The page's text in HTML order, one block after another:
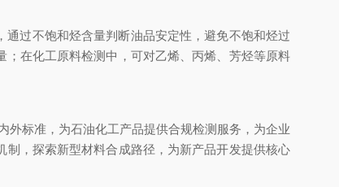
过不饱和烃含量判断油品安定性，避免不饱和烃过
在化工原料检测中，可对乙烯、丙烯、芳烃等原料
标准，为石油化工产品提供合规检测服务，为企业
，探索新型材料合成路径，为新产品开发提供核心